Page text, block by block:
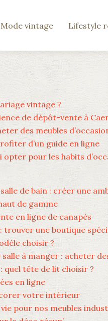
Mode vintage Lifestyle
vintage ?
de dépôt-vente à
des meubles
d’un guide en ligne
pour les habits
de bain : créer une
de gamme
en ligne de canapés
trouver une boutique
choisir ?
à manger : acheter
quel tête de lit choisir ?
en ligne
votre intérieur
pour nos meubles